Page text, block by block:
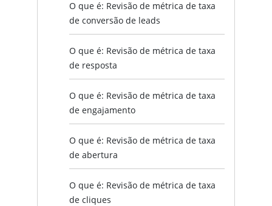
O que é: Revisão de métrica de taxa
de conversão de leads
O que é: Revisão de métrica de taxa
de resposta
O que é: Revisão de métrica de taxa
de engajamento
O que é: Revisão de métrica de taxa
de abertura
O que é: Revisão de métrica de taxa
de cliques